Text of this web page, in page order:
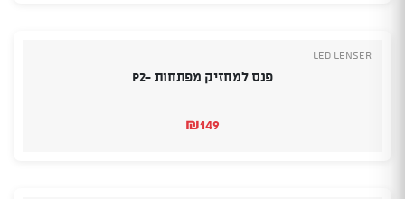
Led Lenser
פנס למחזיק מפתחות -P2
₪149